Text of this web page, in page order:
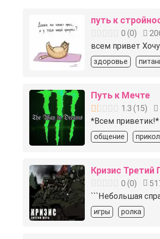
путь к
0 (0)
всем привет
здоровье
Путь к Мечте
1.3 (15)
*Всем
общение
Кризис Третий
0 (0)
```Небольшая
игры ролка